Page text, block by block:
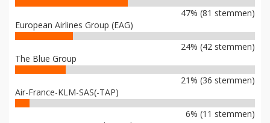
47% (81 stemmen)
European Airlines Group (EAG)
24% (42 stemmen)
The Blue Group
21% (36 stemmen)
Air-France-KLM-SAS(-TAP)
6% (11 stemmen)